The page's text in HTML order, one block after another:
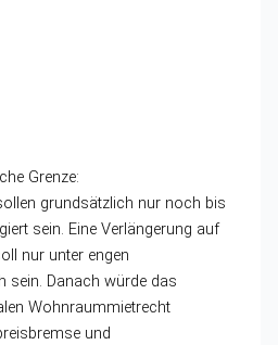
Grenze:
grundsätzlich nur noch bis
sein. Eine Verlängerung auf
nur unter engen
sein. Danach würde das
Wohnraummietrecht
und